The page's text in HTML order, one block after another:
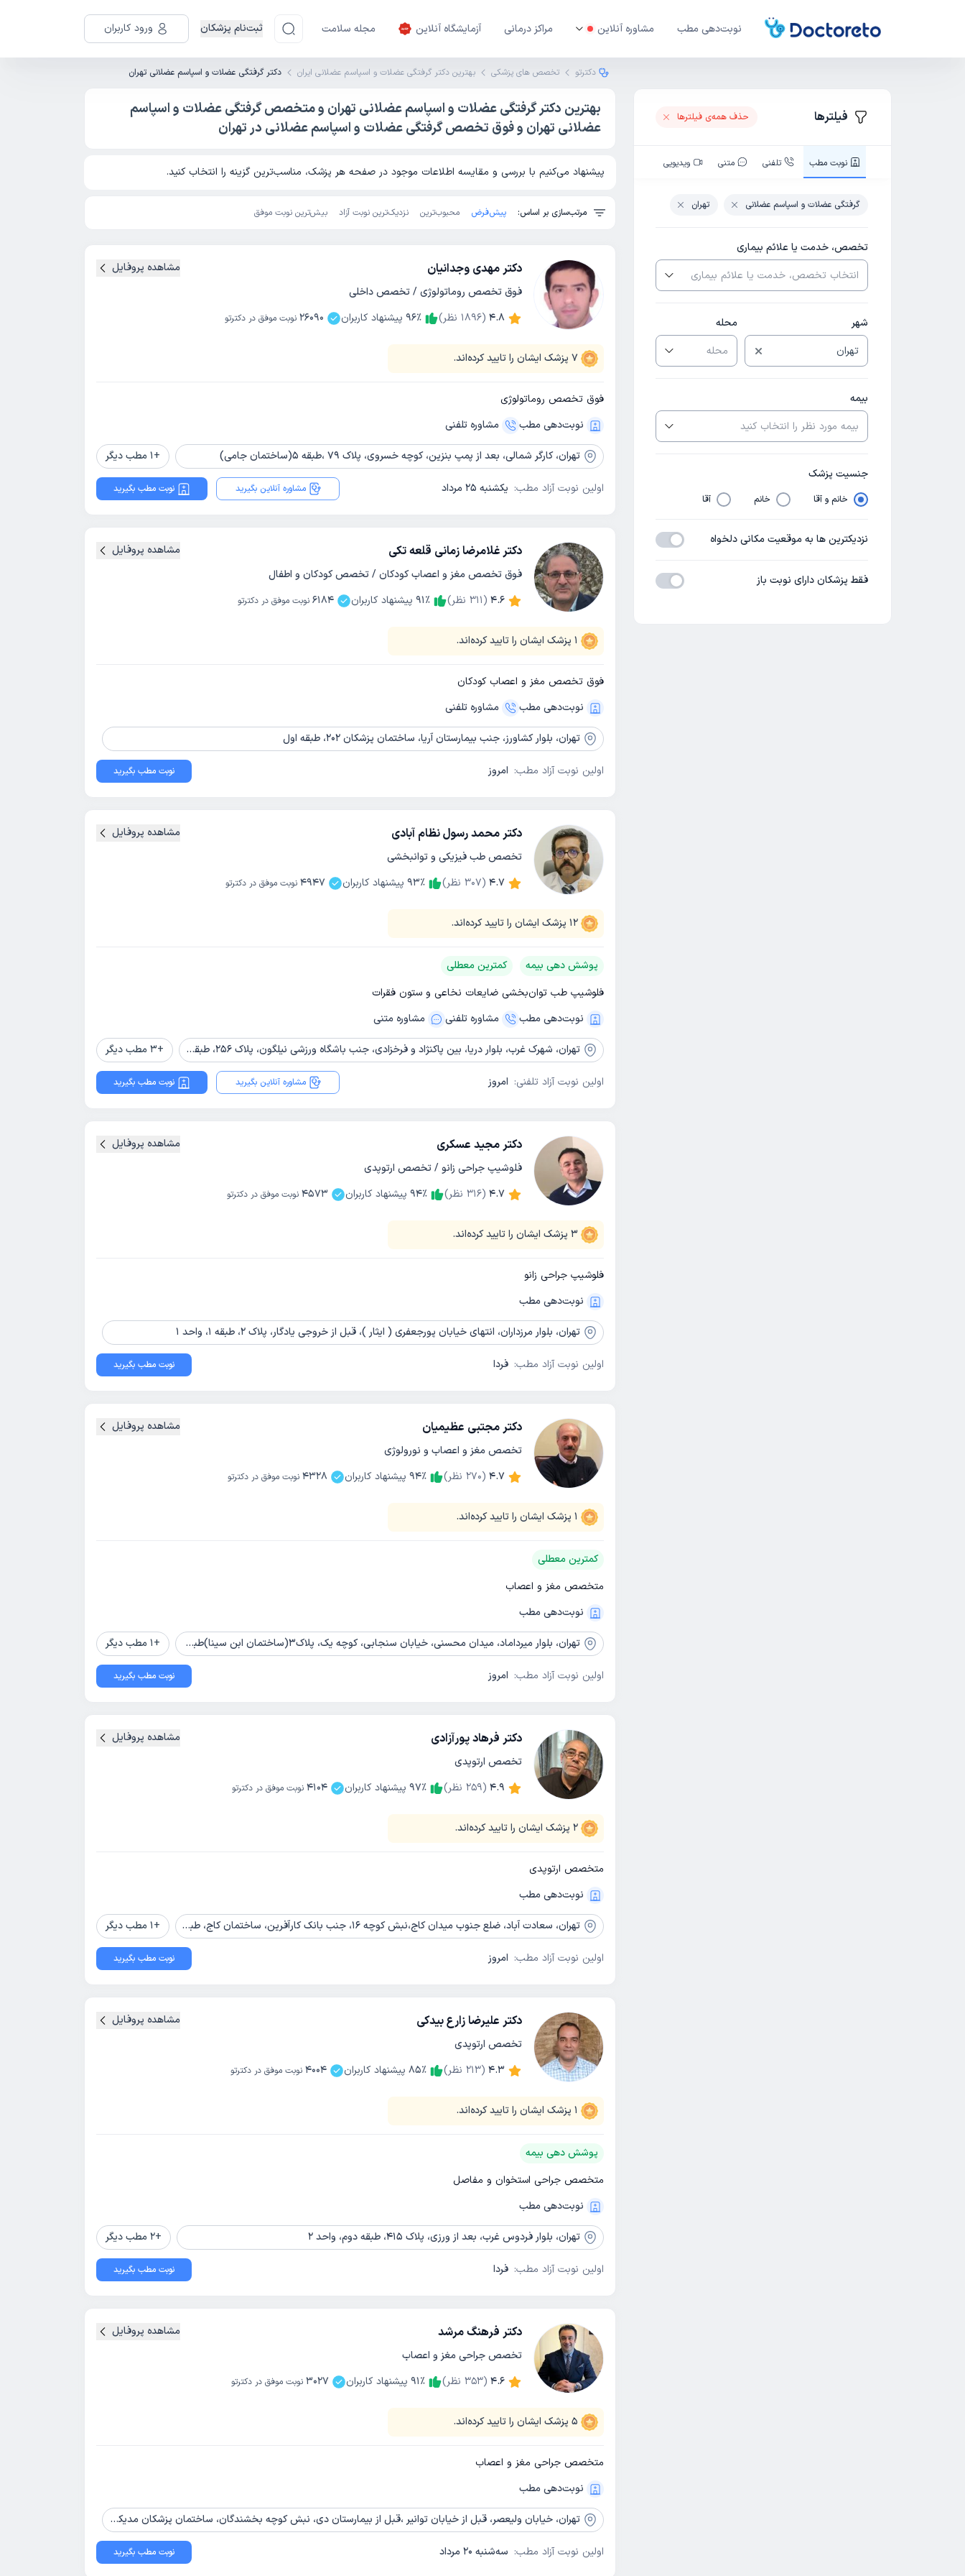
نوبت‌دهی مطب مشاوره آنلاین مراکز درمانی آزمایشگاه آنلاین مجله سلامت ثبت‌نام پزشکان ورود کاربران
دکترتو تخصص های پزشکی بهترین دکتر گرفتگی عضلات و اسپاسم عضلانی ایران دکتر گرفتگی عضلات و اسپاسم عضلانی تهران
بهترین دکتر گرفتگی عضلات و اسپاسم عضلانی تهران و متخصص گرفتگی عضلات و اسپاسم
عضلانی تهران و فوق تخصص گرفتگی عضلات و اسپاسم عضلانی در تهران
پیشنهاد می‌کنیم با بررسی و مقایسه اطلاعات موجود در صفحه هر پزشک، مناسب‌ترین گزینه را انتخاب کنید.
مرتب‌سازی بر اساس: پیش‌فرض محبوب‌ترین نزدیک‌ترین نوبت آزاد بیش‌ترین نوبت موفق
دکتر مهدی وجدانیان
فوق تخصص روماتولوژی / تخصص داخلی
4.8
(
1896 نظر) 96٪ پیشنهاد کاربران 26090 نوبت موفق در دکترتو
7 پزشک ایشان را تایید کرده‌اند.
مشاهده پروفایل
فوق تخصص روماتولوژی
نوبت‌دهی مطب
مشاوره‌ تلفنی
تهران،کارگر شمالی، بعد از پمپ بنزین، کوچه خسروی، پلاک 79 ،طبقه 5(ساختمان جامی) +
1 مطب دیگر
اولین نوبت آزاد مطب: یکشنبه 25 مرداد مشاوره آنلاین بگیرید نوبت مطب بگیرید
دکتر غلامرضا زمانی قلعه تکی
فوق تخصص مغز و اعصاب کودکان / تخصص کودکان و اطفال
4.6
(
311 نظر) 91٪ پیشنهاد کاربران 6184 نوبت موفق در دکترتو
1 پزشک ایشان را تایید کرده‌اند.
مشاهده پروفایل
فوق تخصص مغز و اعصاب کودکان
نوبت‌دهی مطب
مشاوره‌ تلفنی
تهران، بلوار کشاورز، جنب بیمارستان آریا، ساختمان پزشکان 202، طبقه اول
اولین نوبت آزاد مطب: امروز نوبت مطب بگیرید
دکتر محمد رسول نظام آبادی
تخصص طب فیزیکی و توانبخشی
4.7
(
307 نظر) 93٪ پیشنهاد کاربران 4947 نوبت موفق در دکترتو
12 پزشک ایشان را تایید کرده‌اند.
مشاهده پروفایل
پوشش دهی بیمه
کمترین معطلی
فلوشیپ طب توان‌بخشی ضایعات نخاعی و ستون فقرات
نوبت‌دهی مطب
مشاوره‌ تلفنی مشاوره‌ متنی
تهران، شهرک غرب، بلوار دریا، بین پاکنژاد و فرخزادی، جنب باشگاه ورزشی نیلگون، پلاک 256، طبقه 2 +
3 مطب دیگر
اولین نوبت آزاد تلفنی: امروز مشاوره آنلاین بگیرید نوبت مطب بگیرید
دکتر مجید عسکری
فلوشیپ جراحی زانو / تخصص ارتوپدی
4.7
(
316 نظر) 94٪ پیشنهاد کاربران 4573 نوبت موفق در دکترتو
3 پزشک ایشان را تایید کرده‌اند.
مشاهده پروفایل
فلوشیپ جراحی زانو
نوبت‌دهی مطب
تهران، بلوار مرزداران، انتهای خیابان پورجعفری ( ایثار )، قبل از خروجی یادگار، پلاک 2، طبقه 1، واحد 1
اولین نوبت آزاد مطب: فردا نوبت مطب بگیرید
دکتر مجتبی عظیمیان
تخصص مغز و اعصاب و نورولوژی
4.7
(
270 نظر) 94٪ پیشنهاد کاربران 4328 نوبت موفق در دکترتو
1 پزشک ایشان را تایید کرده‌اند.
مشاهده پروفایل
کمترین معطلی
متخصص مغز و اعصاب
نوبت‌دهی مطب
تهران، بلوار میرداماد، میدان محسنی، خیابان سنجابی، کوچه یک، پلاک3(ساختمان ابن سینا)طبقه 4، واحد14 +
1 مطب دیگر
اولین نوبت آزاد مطب: امروز نوبت مطب بگیرید
دکتر فرهاد پورآزادی
تخصص ارتوپدی
4.9
(
259 نظر) 97٪ پیشنهاد کاربران 4104 نوبت موفق در دکترتو
2 پزشک ایشان را تایید کرده‌اند.
مشاهده پروفایل
متخصص ارتوپدی
نوبت‌دهی مطب
تهران، سعادت آباد، ضلع جنوب میدان کاج،نبش کوچه 16، جنب بانک کارآفرین، ساختمان کاج، طبقه چهارم، واحد16 +
1 مطب دیگر
اولین نوبت آزاد مطب: امروز نوبت مطب بگیرید
دکتر علیرضا زارع بیدکی
تخصص ارتوپدی
4.3
(
213 نظر) 85٪ پیشنهاد کاربران 4004 نوبت موفق در دکترتو
1 پزشک ایشان را تایید کرده‌اند.
مشاهده پروفایل
پوشش دهی بیمه
متخصص جراحی استخوان و مفاصل
نوبت‌دهی مطب
تهران، بلوار فردوس غرب، بعد از ورزی، پلاک 415، طبقه دوم، واحد 2 +
2 مطب دیگر
اولین نوبت آزاد مطب: فردا نوبت مطب بگیرید
دکتر فرهنگ مرشد
تخصص جراحی مغز و اعصاب
4.6
(
353 نظر) 91٪ پیشنهاد کاربران 3027 نوبت موفق در دکترتو
5 پزشک ایشان را تایید کرده‌اند.
مشاهده پروفایل
متخصص جراحی مغز و اعصاب
نوبت‌دهی مطب
تهران، خیابان ولیعصر، قبل از خیابان توانیر ،قبل از بیمارستان دی، نبش کوچه بخشندگان، ساختمان پزشکان مدیکو، طبقه 2، واحد 201
اولین نوبت آزاد مطب: سه‌شنبه 20 مرداد نوبت مطب بگیرید
فیلترها حذف همه‌ی فیلتر‌ها
نوبت‌ مطب تلفنی متنی ویدیویی
گرفتگی عضلات و اسپاسم عضلانی تهران
تخصص، خدمت یا علائم بیماری
شهر محله
بیمه
جنسیت پزشک
خانم و آقا خانم آقا
نزدیکترین ها به موقعیت مکانی دلخواه
فقط پزشکان دارای نوبت باز